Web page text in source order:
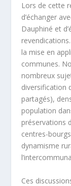
Lors de cette
d’échanger
Dauphiné et
la mise en
communes.
nombreux
diversification
partagés),
population
préservations
centres-
dynamisme
Ces